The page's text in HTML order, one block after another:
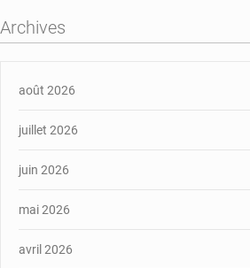
Archives
août 2026
juillet 2026
juin 2026
mai 2026
avril 2026